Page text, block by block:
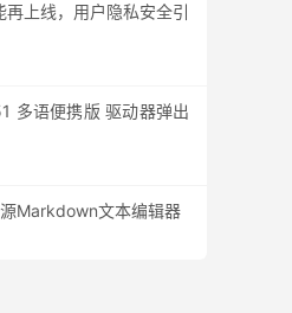
上线，用户隐私安全引
多语便携版 驱动器弹出
Markdown文本编辑器